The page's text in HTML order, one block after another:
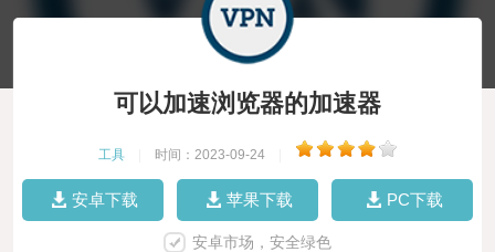
可以加速浏览器的加速器
工具 时间：2023-09-24
安卓下载 苹果下载 PC下载
安卓市场，安全绿色